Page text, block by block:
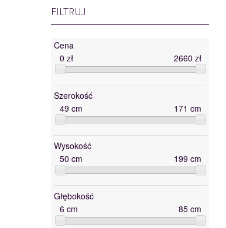
FILTRUJ
Cena
0 zł 2660 zł
Szerokość
49 cm 171 cm
Wysokość
50 cm 199 cm
Głębokość
6 cm 85 cm